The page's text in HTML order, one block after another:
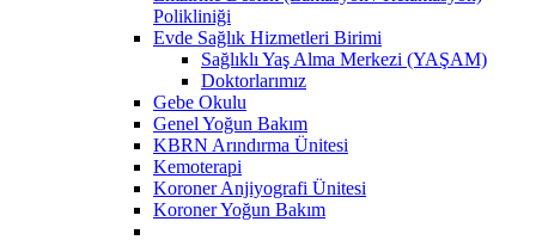
Polikliniği
Evde Sağlık Hizmetleri Birimi
Sağlıklı Yaş Alma Merkezi (YAŞAM)
Doktorlarımız
Gebe Okulu
Genel Yoğun Bakım
KBRN Arındırma Ünitesi
Kemoterapi
Koroner Anjiyografi Ünitesi
Koroner Yoğun Bakım